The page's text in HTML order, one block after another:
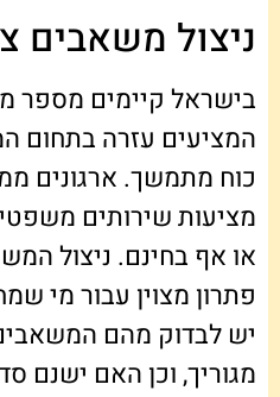
ניצול משאבים
בישראל קיימים מספר
המציעים עזרה בתחום
כוח מתמשך. ארגונים
מציעות שירותים
או אף בחינם. ניצול
פתרון מצוין עבור מי
יש לבדוק מהם
מגוריך, וכן האם ישנם